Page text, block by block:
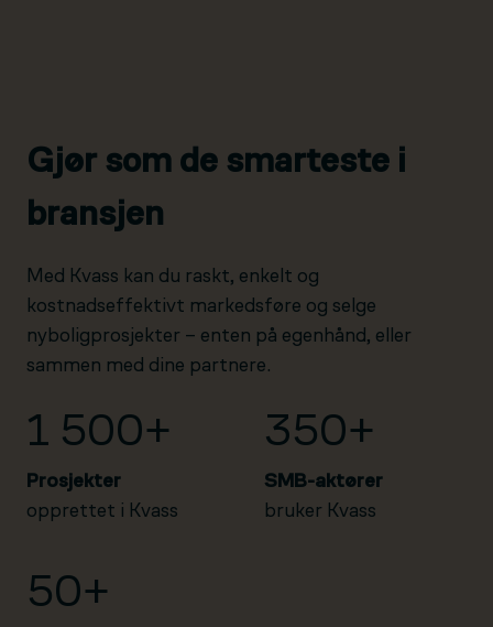
Gjør som de smarteste i
bransjen
Med Kvass kan du raskt, enkelt og
kostnadseffektivt markedsføre og selge
nyboligprosjekter – enten på egenhånd, eller
sammen med dine partnere.
1 500+
Prosjekter
opprettet i Kvass
350+
SMB-aktører
bruker Kvass
50+